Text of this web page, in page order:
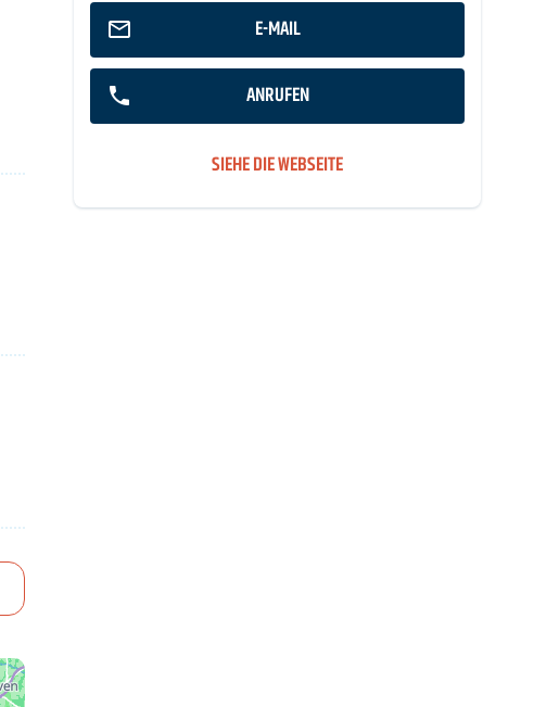
E-MAIL
ANRUFEN
SIEHE DIE WEBSEITE